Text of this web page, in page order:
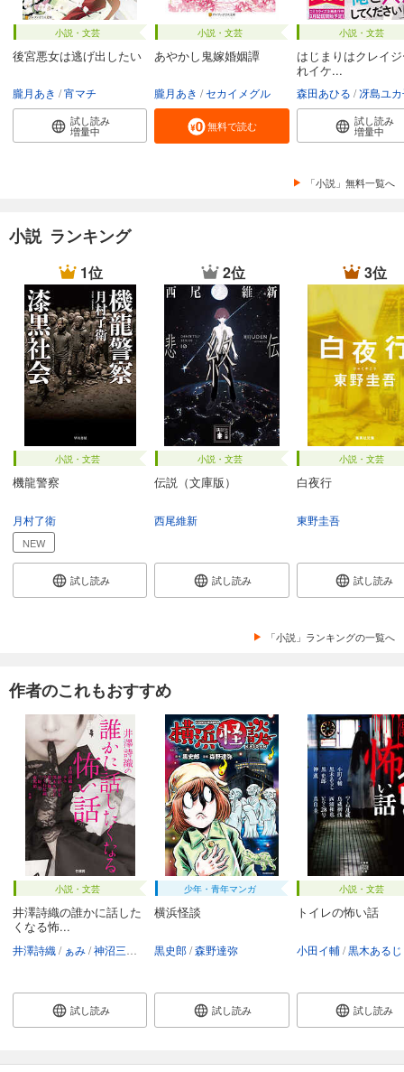
小説・文芸
後宮悪女は逃げ出したい
朧月あき 宵マチ
試し読み
増量中
小説・文芸
あやかし鬼嫁婚姻譚
朧月あき セカイメグル
無料で読む
小説・文芸
はじまりはクレイ
れイケ...
森田あひる 冴島ユ
試し読み
増量中
「小説」無料一覧へ
小説 ランキング
1位
小説・文芸
機龍警察
月村了衛
NEW
試し読み
2位
小説・文芸
伝説（文庫版）
西尾維新
試し読み
3位
小説・文芸
白夜行
東野圭吾
試し読み
「小説」ランキングの一覧へ
作者のこれもおすすめ
小説・文芸
井澤詩織の誰かに話した
くなる怖...
井澤詩織 ぁみ 神沼三平太 黒木あるじ 黒史郎 つくね乱蔵 三好一平 夜馬裕
試し読み
少年・青年マンガ
横浜怪談
黒史郎 森野達弥
試し読み
小説・文芸
トイレの怖い話
小田イ輔 黒木あるじ
試し読み